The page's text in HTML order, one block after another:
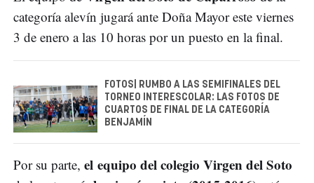
categoría alevín jugará ante Doña Mayor este viernes
3 de enero a las 10 horas por un puesto en la final.
FOTOS| RUMBO A LAS SEMIFINALES DEL
TORNEO INTERESCOLAR: LAS FOTOS DE
CUARTOS DE FINAL DE LA CATEGORÍA
BENJAMÍN
Por su parte, el equipo del colegio Virgen del Soto